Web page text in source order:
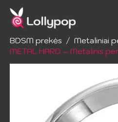
Pradžia
BDSM prekės
Metaliniai
METAL HARD – Metalinis